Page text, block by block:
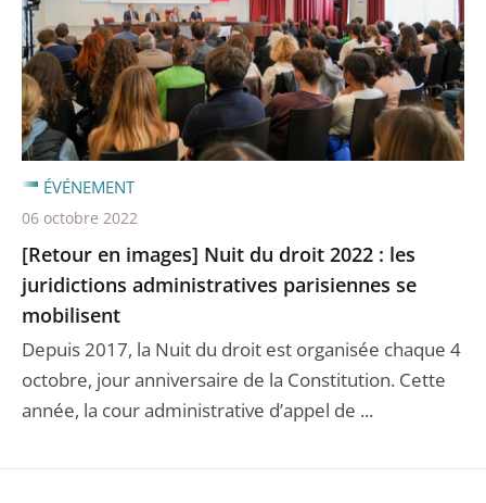
[Retour en images] Nuit du droit 2022 : les
juridictions administratives parisiennes se
mobilisent
Depuis 2017, la Nuit du droit est organisée chaque 4
octobre, jour anniversaire de la Constitution. Cette
année, la cour administrative d’appel de ...
ÉVÉNEMENT
06 octobre 2022